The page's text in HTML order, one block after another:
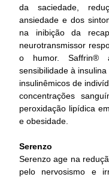
da saciedade,
ansiedade e dos
na inibição da
neurotransmissor
o humor. Saffrin®
sensibilidade à
insulinêmicos de
concentrações
peroxidação lipídica
e obesidade.
Serenzo
Serenzo age na
pelo nervosismo e